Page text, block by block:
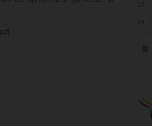
17
24